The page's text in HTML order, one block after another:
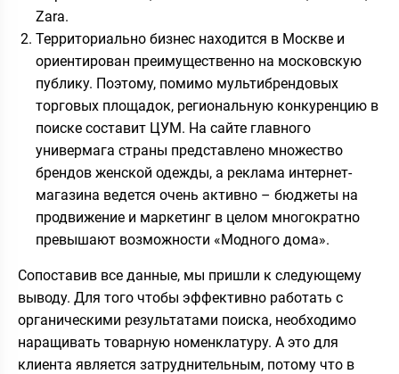
Zara.
Территориально бизнес находится в Москве и
ориентирован преимущественно на московскую
публику. Поэтому, помимо мультибрендовых
торговых площадок, региональную конкуренцию в
поиске составит ЦУМ. На сайте главного
универмага страны представлено множество
брендов женской одежды, а реклама интернет-
магазина ведется очень активно – бюджеты на
продвижение и маркетинг в целом многократно
превышают возможности «Модного дома».
Сопоставив все данные, мы пришли к следующему
выводу. Для того чтобы эффективно работать с
органическими результатами поиска, необходимо
наращивать товарную номенклатуру. А это для
клиента является затруднительным, потому что в